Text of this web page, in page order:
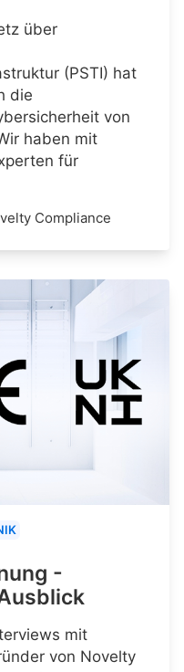
über
(PSTI) hat
die
von
haben mit
für
Compliance
-
mit
von Novelty